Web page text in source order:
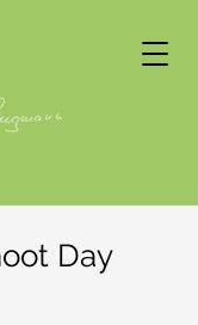
Day